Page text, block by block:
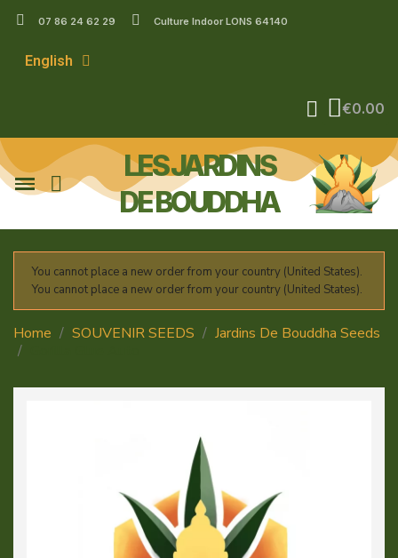
07 86 24 62 29 Culture Indoor LONS 64140
English
€0.00
LES JARDINS
DE BOUDDHA
You cannot place a new order from your country (United States).
You cannot place a new order from your country (United States).
Home SOUVENIR SEEDS
Jardins De Bouddha Seeds